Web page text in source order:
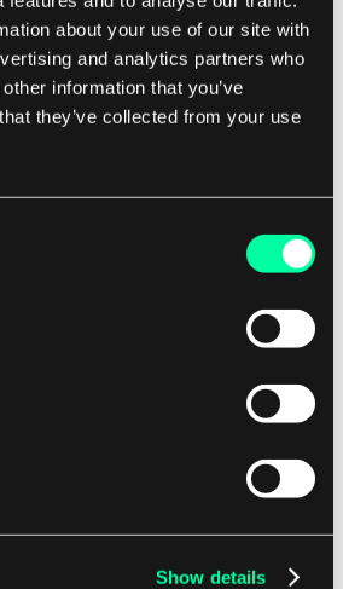
about your use of our site with
and analytics partners who
information that you’ve
they’ve collected from your use
Show details
und verwendet
zur
für jede Generation. Durch
Generationen zunächst
Speicherbereinigung die
Algorithmen gibt es viele
und Optimierungen, die auf
angewendet werden
Speicherbereinigung,
und gleichzeitige
Diese Techniken zielen